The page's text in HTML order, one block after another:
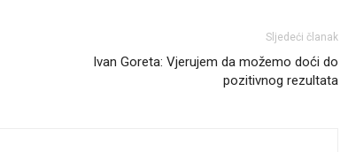
Sljedeći članak
Ivan Goreta: Vjerujem da možemo doći do
pozitivnog rezultata